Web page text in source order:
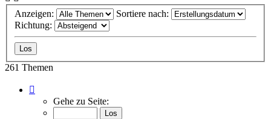
Anzeigen:
Sortiere nach:
Richtung:
261 Themen
von
Gehe zu Seite: